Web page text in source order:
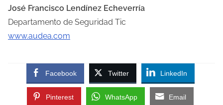
José Francisco Lendínez Echeverría
Departamento de Seguridad Tic
www.audea.com
Facebook Twitter LinkedIn
Pinterest WhatsApp Email